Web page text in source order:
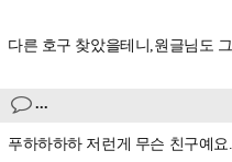
다른 호구 찾았을테니,원글님도
...
푸하하하하 저런게 무슨 친구예요.